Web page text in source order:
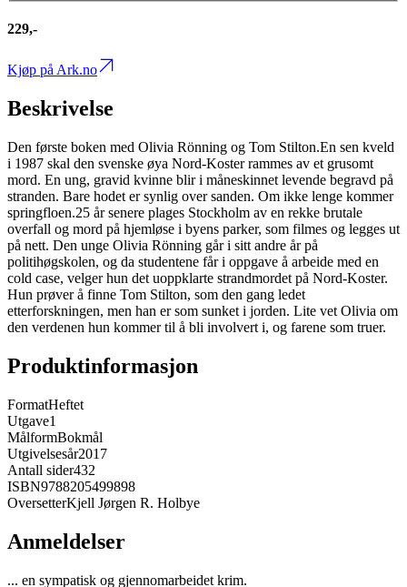
229,-
Kjøp på Ark.no
Beskrivelse
Den første boken med Olivia Rönning og Tom Stilton.En sen kveld
i 1987 skal den svenske øya Nord-Koster rammes av et grusomt
mord. En ung, gravid kvinne blir i måneskinnet levende begravd på
stranden. Bare hodet er synlig over sanden. Om ikke lenge kommer
springfloen.25 år senere plages Stockholm av en rekke brutale
overfall og mord på hjemløse i byens parker, som filmes og legges ut
på nett. Den unge Olivia Rönning går i sitt andre år på
politihøgskolen, og da studentene får i oppgave å arbeide med en
cold case, velger hun det uoppklarte strandmordet på Nord-Koster.
Hun prøver å finne Tom Stilton, som den gang ledet
etterforskningen, men han er som sunket i jorden. Lite vet Olivia om
den verdenen hun kommer til å bli involvert i, og farene som truer.
Produktinformasjon
FormatHeftet
Utgave1
MålformBokmål
Utgivelsesår2017
Antall sider432
ISBN9788205499898
OversetterKjell Jørgen R. Holbye
Anmeldelser
... en sympatisk og gjennomarbeidet krim.